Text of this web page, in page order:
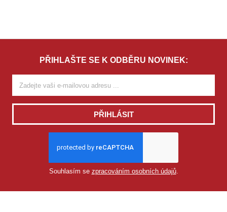
PŘIHLAŠTE SE K ODBĚRU NOVINEK:
PŘIHLÁSIT
Souhlasím se zpracováním osobních údajů.